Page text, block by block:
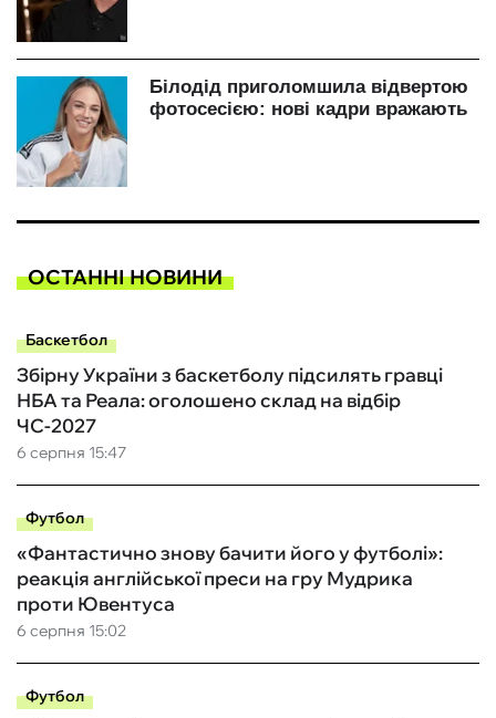
ОСТАННІ НОВИНИ
Баскетбол
6 серпня 15:47
Збірну України з баскетболу підсилять гравці
НБА та Реала: оголошено склад на відбір
ЧС-2027
Футбол
6 серпня 15:02
«Фантастично знову бачити його у футболі»:
реакція англійської преси на гру Мудрика
проти Ювентуса
Футбол